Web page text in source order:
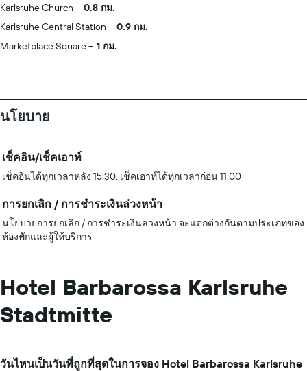
Karlsruhe Church
0.8 กม.
Karlsruhe Central Station
0.9 กม.
Marketplace Square
1 กม.
นโยบาย
เช็คอิน/เช็คเอาท์
เช็คอินได้ทุกเวลาหลัง 15:30, เช็คเอาท์ได้ทุกเวลาก่อน 11:00
การยกเลิก / การชำระเงินล่วงหน้า
นโยบายการยกเลิก / การชำระเงินล่วงหน้า จะแตกต่างกันตามประเภทของ
ห้องพักและผู้ให้บริการ
Hotel Barbarossa Karlsruhe
Stadtmitte
วันไหนเป็นวันที่ถูกที่สุดในการจอง Hotel Barbarossa Karlsruhe